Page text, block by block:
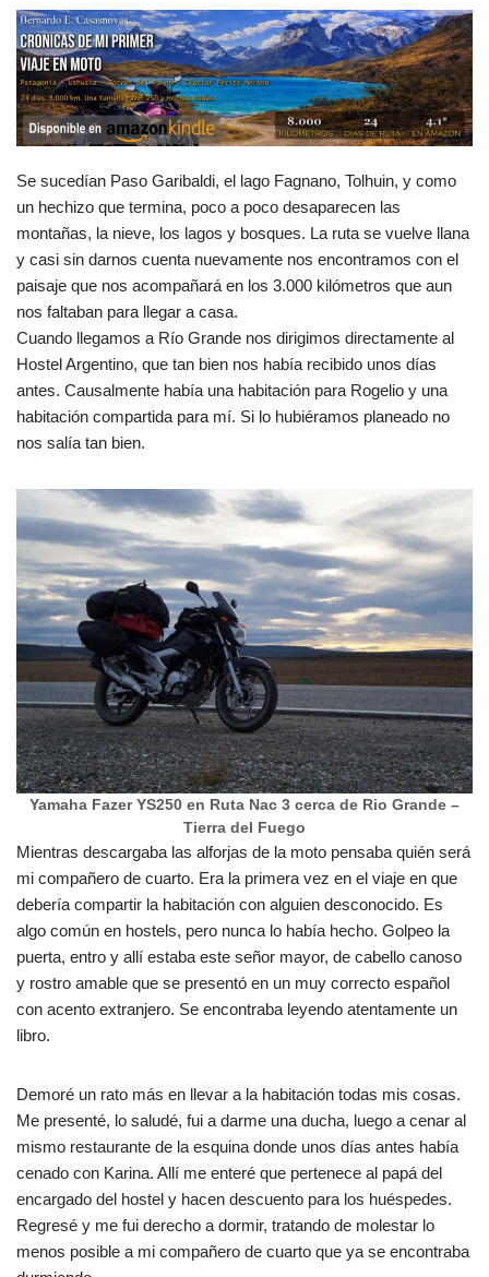
Se sucedían Paso Garibaldi, el lago Fagnano, Tolhuin, y como
un hechizo que termina, poco a poco desaparecen las
montañas, la nieve, los lagos y bosques. La ruta se vuelve llana
y casi sin darnos cuenta nuevamente nos encontramos con el
paisaje que nos acompañará en los 3.000 kilómetros que aun
nos faltaban para llegar a casa.
Cuando llegamos a Río Grande nos dirigimos directamente al
Hostel Argentino, que tan bien nos había recibido unos días
antes. Causalmente había una habitación para Rogelio y una
habitación compartida para mí. Si lo hubiéramos planeado no
nos salía tan bien.
Yamaha Fazer YS250 en Ruta Nac 3 cerca de Rio Grande –
Tierra del Fuego
Mientras descargaba las alforjas de la moto pensaba quién será
mi compañero de cuarto. Era la primera vez en el viaje en que
debería compartir la habitación con alguien desconocido. Es
algo común en hostels, pero nunca lo había hecho. Golpeo la
puerta, entro y allí estaba este señor mayor, de cabello canoso
y rostro amable que se presentó en un muy correcto español
con acento extranjero. Se encontraba leyendo atentamente un
libro.
Demoré un rato más en llevar a la habitación todas mis cosas.
Me presenté, lo saludé, fui a darme una ducha, luego a cenar al
mismo restaurante de la esquina donde unos días antes había
cenado con Karina. Allí me enteré que pertenece al papá del
encargado del hostel y hacen descuento para los huéspedes.
Regresé y me fui derecho a dormir, tratando de molestar lo
menos posible a mi compañero de cuarto que ya se encontraba